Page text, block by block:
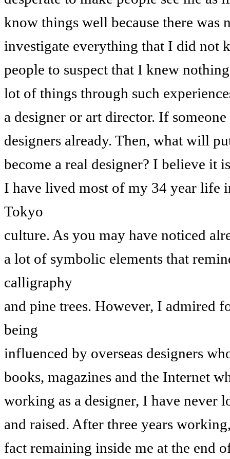
know things well because there
investigate everything that I did not
people to suspect that I knew
lot of things through such
a designer or art director. If
designers already. Then, what will
become a real designer? I believe it
I have lived most of my 34 year life
Tokyo
culture. As you may have noticed
a lot of symbolic elements that
calligraphy
and pine trees. However, I admired
being
influenced by overseas designers
books, magazines and the Internet
working as a designer, I have never
and raised. After three years
fact remaining inside me at the end